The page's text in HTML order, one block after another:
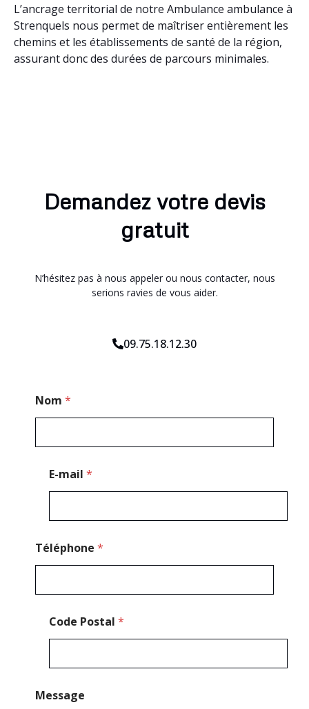
L’ancrage territorial de notre Ambulance ambulance à
Strenquels nous permet de maîtriser entièrement les
chemins et les établissements de santé de la région,
assurant donc des durées de parcours minimales.
Demandez votre devis
gratuit
N’hésitez pas à nous appeler ou nous contacter, nous
serions ravies de vous aider.
09.75.18.12.30
Nom *
E-mail *
Téléphone *
Code Postal *
Message